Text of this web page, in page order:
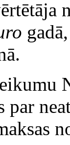
par